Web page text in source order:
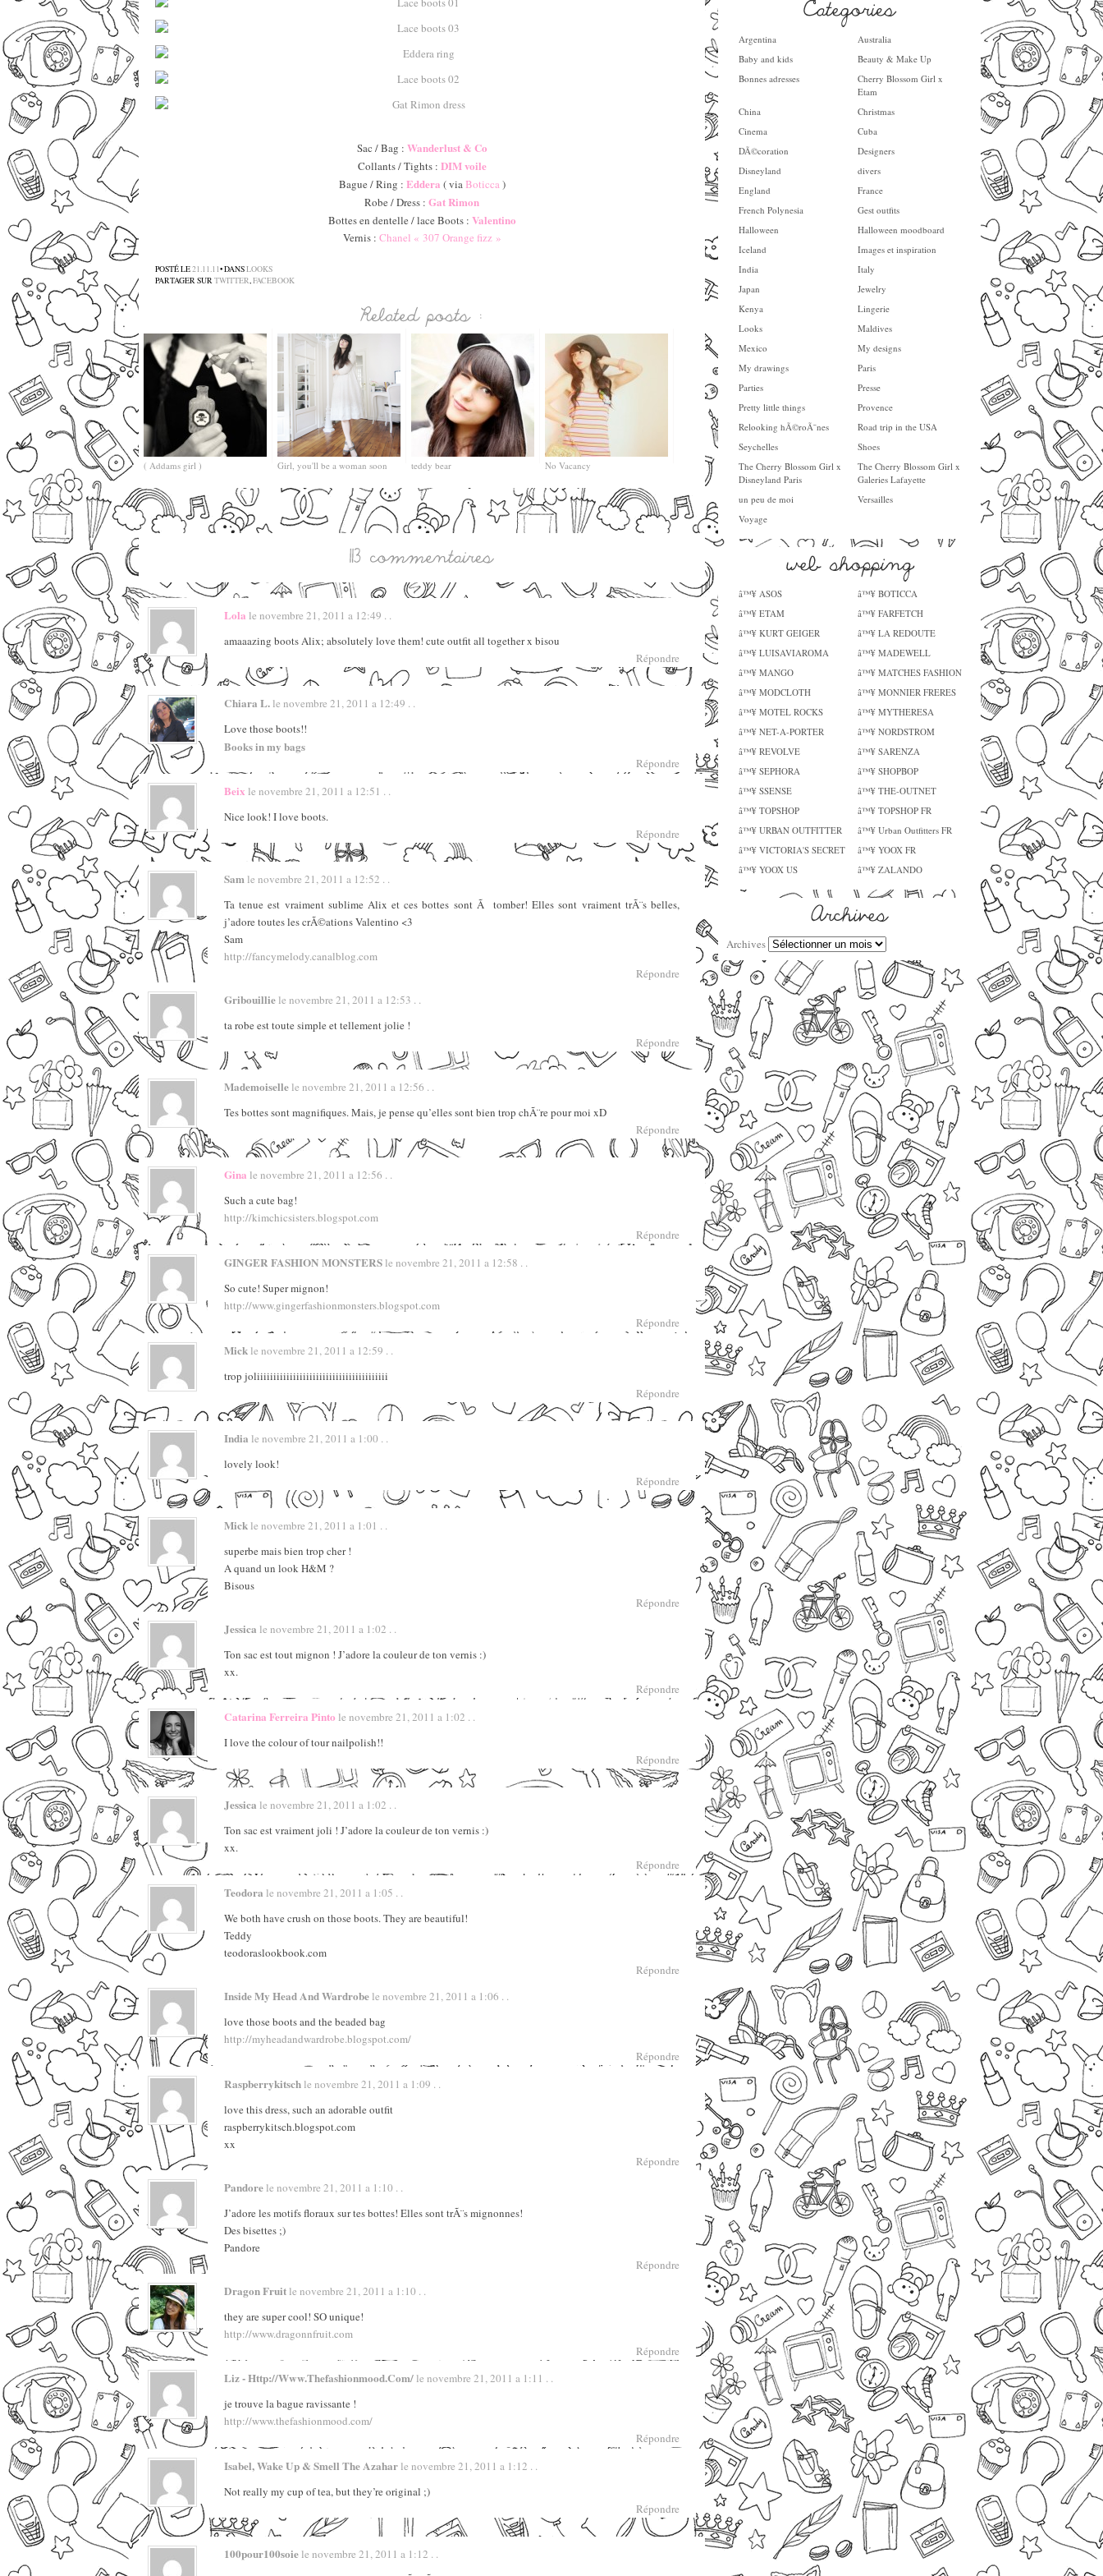
Argentina
Australia
Baby and kids
Beauty & Make Up
Bonnes adresses
Cherry Blossom Girl x
Etam
China
Christmas
Cinema
Cuba
DÃ©coration
Designers
Disneyland
divers
England
France
French Polynesia
Gest outfits
Halloween
Halloween moodboard
Iceland
Images et inspiration
India
Italy
Japan
Jewelry
Kenya
Lingerie
Looks
Maldives
Mexico
My designs
My drawings
Paris
Parties
Presse
Pretty little things
Provence
Relooking hÃ©roÃ¯nes
Road trip in the USA
Seychelles
Shoes
The Cherry Blossom Girl x
Disneyland Paris
The Cherry Blossom Girl x
Galeries Lafayette
un peu de moi
Versailles
Voyage
â™¥ ASOS
â™¥ BOTICCA
â™¥ ETAM
â™¥ FARFETCH
â™¥ KURT GEIGER
â™¥ LA REDOUTE
â™¥ LUISAVIAROMA
â™¥ MADEWELL
â™¥ MANGO
â™¥ MATCHES FASHION
â™¥ MODCLOTH
â™¥ MONNIER FRERES
â™¥ MOTEL ROCKS
â™¥ MYTHERESA
â™¥ NET-A-PORTER
â™¥ NORDSTROM
â™¥ REVOLVE
â™¥ SARENZA
â™¥ SEPHORA
â™¥ SHOPBOP
â™¥ SSENSE
â™¥ THE-OUTNET
â™¥ TOPSHOP
â™¥ TOPSHOP FR
â™¥ URBAN OUTFITTER
â™¥ Urban Outfitters FR
â™¥ VICTORIA'S SECRET
â™¥ YOOX FR
â™¥ YOOX US
â™¥ ZALANDO
Archives
Sac / Bag : Wanderlust & Co
Collants / Tights : DIM voile
Bague / Ring : Eddera ( viaBoticca)
Robe / Dress : Gat Rimon
Bottes en dentelle / lace Boots : Valentino
Vernis : Chanel « 307 Orange fizz »
POSTÉ LE21.11.11• DANSLOOKS
PARTAGER SURTWITTER,FACEBOOK
( Addams girl ) Girl, you'll be a woman soon teddy bear No Vacancy
Lola le novembre 21, 2011 a 12:49 . .
amaaazing boots Alix; absolutely love them! cute outfit all together x bisou
Répondre
Chiara L. le novembre 21, 2011 a 12:49 . .
Love those boots!!
Books in my bags
Répondre
Beix le novembre 21, 2011 a 12:51 . .
Nice look! I love boots.
Répondre
Sam le novembre 21, 2011 a 12:52 . .
Ta tenue est vraiment sublime Alix et ces bottes sont Ã tomber! Elles sont vraiment trÃ¨s belles,
j’adore toutes les crÃ©ations Valentino <3
Sam
http://fancymelody.canalblog.com
Répondre
Gribouillie le novembre 21, 2011 a 12:53 . .
ta robe est toute simple et tellement jolie !
Répondre
Mademoiselle le novembre 21, 2011 a 12:56 . .
Tes bottes sont magnifiques. Mais, je pense qu’elles sont bien trop chÃ¨re pour moi xD
Répondre
Gina le novembre 21, 2011 a 12:56 . .
Such a cute bag!
http://kimchicsisters.blogspot.com
Répondre
GINGER FASHION MONSTERS le novembre 21, 2011 a 12:58 . .
So cute! Super mignon!
http://www.gingerfashionmonsters.blogspot.com
Répondre
Mick le novembre 21, 2011 a 12:59 . .
trop joliiiiiiiiiiiiiiiiiiiiiiiiiiiiiiiiiiiiiiii
Répondre
India le novembre 21, 2011 a 1:00 . .
lovely look!
Répondre
Mick le novembre 21, 2011 a 1:01 . .
superbe mais bien trop cher !
A quand un look H&M ?
Bisous
Répondre
Jessica le novembre 21, 2011 a 1:02 . .
Ton sac est tout mignon ! J’adore la couleur de ton vernis :)
xx.
Répondre
Catarina Ferreira Pinto le novembre 21, 2011 a 1:02 . .
I love the colour of tour nailpolish!!
Répondre
Jessica le novembre 21, 2011 a 1:02 . .
Ton sac est vraiment joli ! J’adore la couleur de ton vernis :)
xx.
Répondre
Teodora le novembre 21, 2011 a 1:05 . .
We both have crush on those boots. They are beautiful!
Teddy
teodoraslookbook.com
Répondre
Inside My Head And Wardrobe le novembre 21, 2011 a 1:06 . .
love those boots and the beaded bag
http://myheadandwardrobe.blogspot.com/
Répondre
Raspberrykitsch le novembre 21, 2011 a 1:09 . .
love this dress, such an adorable outfit
raspberrykitsch.blogspot.com
xx
Répondre
Pandore le novembre 21, 2011 a 1:10 . .
J’adore les motifs floraux sur tes bottes! Elles sont trÃ¨s mignonnes!
Des bisettes ;)
Pandore
Répondre
Dragon Fruit le novembre 21, 2011 a 1:10 . .
they are super cool! SO unique!
http://www.dragonnfruit.com
Répondre
Liz - Http://www.thefashionmood.com/ le novembre 21, 2011 a 1:11 . .
je trouve la bague ravissante !
http://www.thefashionmood.com/
Répondre
Isabel, Wake Up & Smell The Azahar le novembre 21, 2011 a 1:12 . .
Not really my cup of tea, but they’re original ;)
Répondre
100pour100soie le novembre 21, 2011 a 1:12 . .